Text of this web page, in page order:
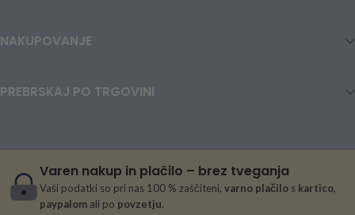
NAKUPOVANJE
PREBRSKAJ PO TRGOVINI
Varen nakup in plačilo – brez tveganja
Vaši podatki so pri nas 100 % zaščiteni, varno plačilo s kartico,
paypalom ali po povzetju.